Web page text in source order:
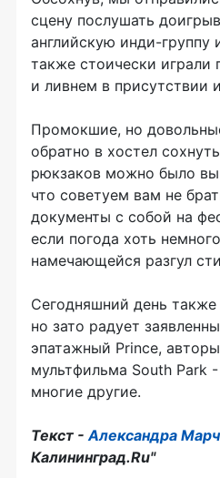
сцену послушать
английскую инди-группу
также стоически играли
и ливнем в присутствии
Промокшие, но
обратно в хостел
рюкзаков можно было
что советуем вам не
документы с собой на
если погода хоть
намечающейся разгул
Сегодняшний день также
но зато радует
эпатажный Prince,
мультфильма South Park
многие другие.
Текст -Александра
Калининград.Ru"